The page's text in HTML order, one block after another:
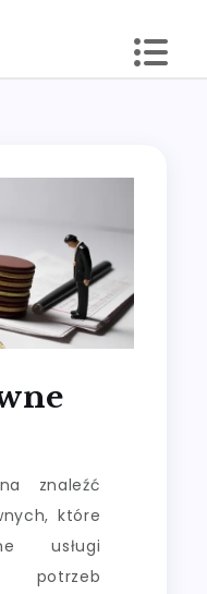
znaleźć
które
usługi
potrzeb